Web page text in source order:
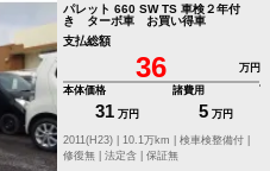
パレット 660 SW TS 車検２年付
き ターボ車 お買い得車
支払総額
36
万円
本体価格
31 万円
諸費用
5 万円
修復無 | 法定含 | 保証無